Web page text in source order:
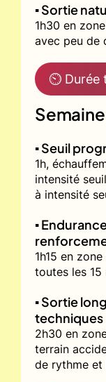
▪️ Sortie
1h30 en
avec peu de
⏲ Durée
▪️ Seuil
1h,
intensité
à intensité
▪️
1h15 en
toutes les 15
▪️ Sortie
techniques
2h30 en
terrain
de rythme et